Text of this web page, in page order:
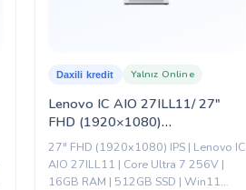
Lenovo IC AIO 27ILL11/ 27″
FHD (1920×1080)
(F0JW004HRU)
Daxili kredit Yalnız Online
27" FHD (1920x1080) IPS | Lenovo IC
AIO 27ILL11 | Core Ultra 7 256V |
16GB RAM | 512GB SSD | Win11